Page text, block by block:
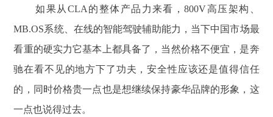
如果从CLA的整体产品力来看，800V高压架构、
MB.OS系统、在线的智能驾驶辅助能力，当下中国市场最
看重的硬实力它基本上都具备了，当然价格不便宜，是奔
驰在看不见的地方下了功夫，安全性应该还是值得信任
的，同时价格贵一点也是想继续保持豪华品牌的形象，这
一点也说得过去。